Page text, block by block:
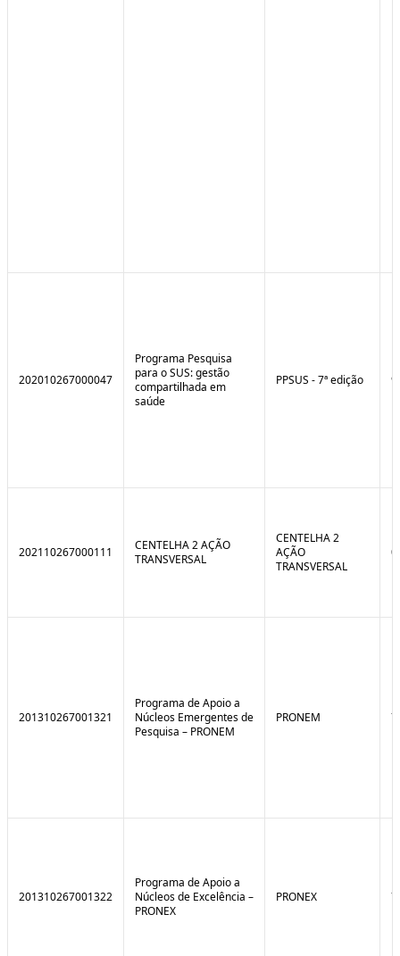
202010267000047
Programa Pesquisa
para o SUS: gestão
compartilhada em
saúde
PPSUS - 7ª edição
202110267000111
CENTELHA 2 AÇÃO
TRANSVERSAL
CENTELHA 2
AÇÃO
TRANSVERSAL
201310267001321
Programa de Apoio a
Núcleos Emergentes de
Pesquisa – PRONEM
PRONEM
201310267001322
Programa de Apoio a
Núcleos de Excelência –
PRONEX
PRONEX